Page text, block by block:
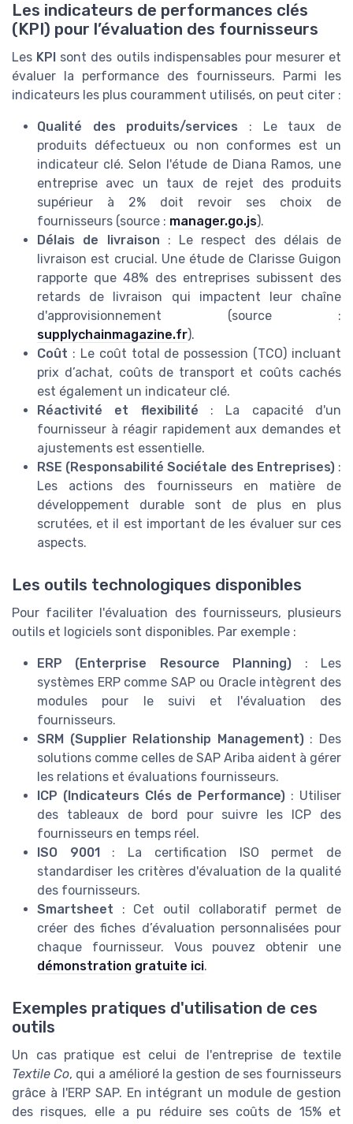
Les indicateurs de performances clés
(KPI) pour l’évaluation des fournisseurs
Les KPI sont des outils indispensables pour mesurer et
évaluer la performance des fournisseurs. Parmi les
indicateurs les plus couramment utilisés, on peut citer :
Qualité des produits/services : Le taux de
produits défectueux ou non conformes est un
indicateur clé. Selon l'étude de Diana Ramos, une
entreprise avec un taux de rejet des produits
supérieur à 2% doit revoir ses choix de
fournisseurs (source : manager.go.js).
Délais de livraison : Le respect des délais de
livraison est crucial. Une étude de Clarisse Guigon
rapporte que 48% des entreprises subissent des
retards de livraison qui impactent leur chaîne
d'approvisionnement (source :
supplychainmagazine.fr).
Coût : Le coût total de possession (TCO) incluant
prix d’achat, coûts de transport et coûts cachés
est également un indicateur clé.
Réactivité et flexibilité : La capacité d'un
fournisseur à réagir rapidement aux demandes et
ajustements est essentielle.
RSE (Responsabilité Sociétale des Entreprises):
Les actions des fournisseurs en matière de
développement durable sont de plus en plus
scrutées, et il est important de les évaluer sur ces
aspects.
Les outils technologiques disponibles
Pour faciliter l'évaluation des fournisseurs, plusieurs
outils et logiciels sont disponibles. Par exemple :
ERP (Enterprise Resource Planning) : Les
systèmes ERP comme SAP ou Oracle intègrent des
modules pour le suivi et l'évaluation des
fournisseurs.
SRM (Supplier Relationship Management): Des
solutions comme celles de SAP Ariba aident à gérer
les relations et évaluations fournisseurs.
ICP (Indicateurs Clés de Performance) : Utiliser
des tableaux de bord pour suivre les ICP des
fournisseurs en temps réel.
ISO 9001
: La certification ISO permet de
standardiser les critères d'évaluation de la qualité
des fournisseurs.
Smartsheet : Cet outil collaboratif permet de
créer des fiches d’évaluation personnalisées pour
chaque fournisseur. Vous pouvez obtenir une
démonstration gratuite ici.
Exemples pratiques d'utilisation de ces
outils
Un cas pratique est celui de l'entreprise de textile
Textile Co, qui a amélioré la gestion de ses fournisseurs
grâce à l'ERP SAP. En intégrant un module de gestion
des risques, elle a pu réduire ses coûts de 15% et